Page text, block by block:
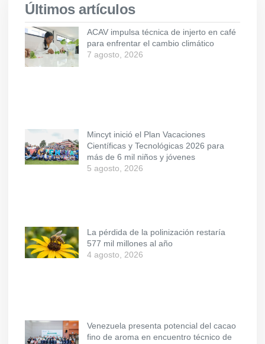
Últimos artículos
ACAV impulsa técnica de injerto en café
para enfrentar el cambio climático
7 agosto, 2026
Mincyt inició el Plan Vacaciones
Científicas y Tecnológicas 2026 para
más de 6 mil niños y jóvenes
5 agosto, 2026
La pérdida de la polinización restaría
577 mil millones al año
4 agosto, 2026
Venezuela presenta potencial del cacao
fino de aroma en encuentro técnico de